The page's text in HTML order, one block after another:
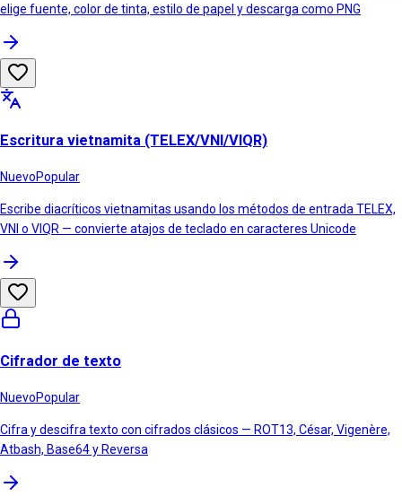
elige fuente, color de tinta, estilo de papel y descarga como PNG
Escritura vietnamita (TELEX/VNI/VIQR)
NuevoPopular
Escribe diacríticos vietnamitas usando los métodos de entrada TELEX,
VNI o VIQR — convierte atajos de teclado en caracteres Unicode
Cifrador de texto
NuevoPopular
Cifra y descifra texto con cifrados clásicos — ROT13, César, Vigenère,
Atbash, Base64 y Reversa